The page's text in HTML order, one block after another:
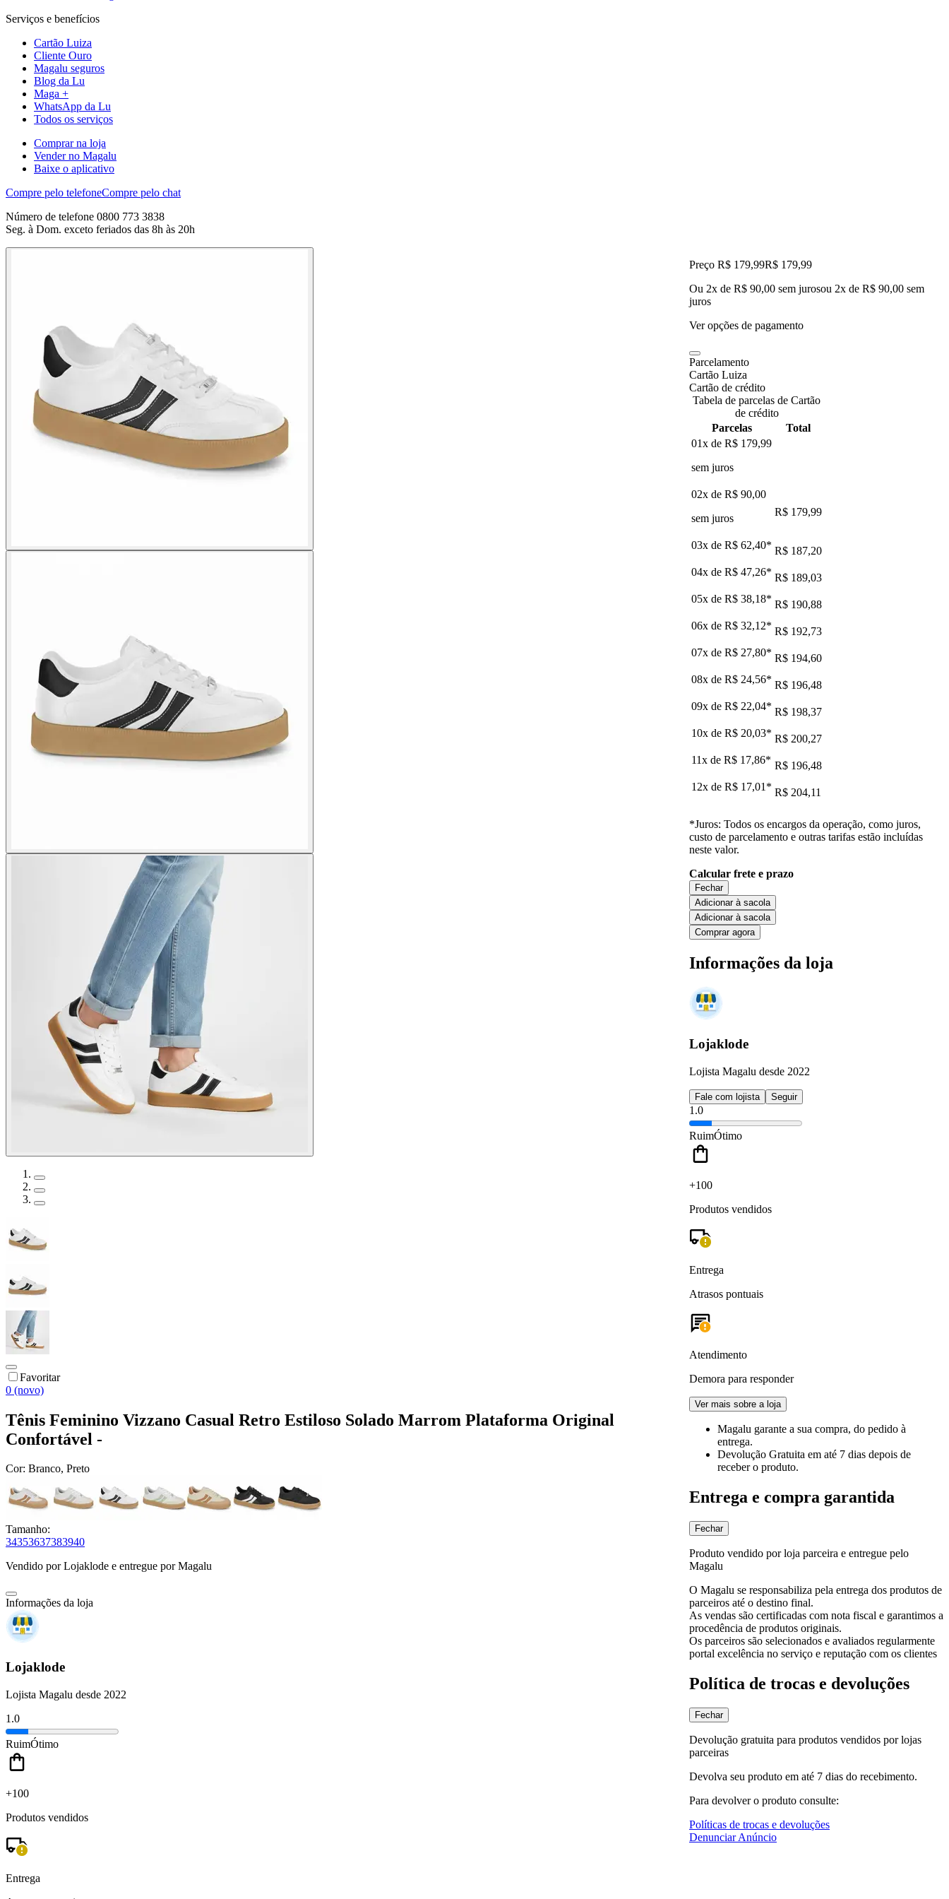
Serviços e benefícios
Cartão Luiza
Cliente Ouro
Magalu seguros
Blog da Lu
Maga +
WhatsApp da Lu
Todos os serviços
Comprar na loja
Vender no Magalu
Baixe o aplicativo
Compre pelo telefoneCompre pelo chat
Número de telefone 0800 773 3838
Seg. à Dom. exceto feriados das 8h às 20h
Favoritar
0 (novo)
Tênis Feminino Vizzano Casual Retro Estiloso Solado Marrom Plataforma Original
Confortável -
Cor: Branco, Preto
Tamanho:
34353637383940
Vendido porLojaklode e entregue por Magalu
Informações da loja
Lojaklode
Lojista Magalu desde 2022
1.0
RuimÓtimo
+100
Produtos vendidos
Entrega
Preço R$ 179,99R$ 179,99
Ou 2x de R$ 90,00 sem jurosou 2x de R$ 90,00 sem
juros
Ver opções de pagamento
Parcelamento
Cartão Luiza
Cartão de crédito
Tabela de parcelas de Cartão
de crédito
Parcelas
Total
01x de R$ 179,99
sem juros
02x de R$ 90,00
sem juros
R$ 179,99
03x de R$ 62,40* R$ 187,20
04x de R$ 47,26* R$ 189,03
05x de R$ 38,18* R$ 190,88
06x de R$ 32,12* R$ 192,73
07x de R$ 27,80* R$ 194,60
08x de R$ 24,56* R$ 196,48
09x de R$ 22,04* R$ 198,37
10x de R$ 20,03* R$ 200,27
11x de R$ 17,86* R$ 196,48
12x de R$ 17,01 * R$ 204,11
*Juros: Todos os encargos da operação, como juros,
custo de parcelamento e outras tarifas estão incluídas
neste valor.
Calcular frete e prazo
Fechar
Adicionar à sacola
Adicionar à sacola
Comprar agora
Informações da loja
Lojaklode
Lojista Magalu desde 2022
Fale com lojista Seguir
1.0
RuimÓtimo
+100
Produtos vendidos
Entrega
Atrasos pontuais
Atendimento
Demora para responder
Ver mais sobre a loja
Magalu garante a sua compra, do pedido à
entrega.
Devolução Gratuita em até 7 dias depois de
receber o produto.
Entrega e compra garantida
Fechar
Produto vendido por loja parceira e entregue pelo
Magalu
O Magalu se responsabiliza pela entrega dos produtos de
parceiros até o destino final.
As vendas são certificadas com nota fiscal e garantimos a
procedência de produtos originais.
Os parceiros são selecionados e avaliados regularmente
portal excelência no serviço e reputação com os clientes
Política de trocas e devoluções
Fechar
Devolução gratuita para produtos vendidos por lojas
parceiras
Devolva seu produto em até 7 dias do recebimento.
Para devolver o produto consulte:
Políticas de trocas e devoluções
Denunciar Anúncio